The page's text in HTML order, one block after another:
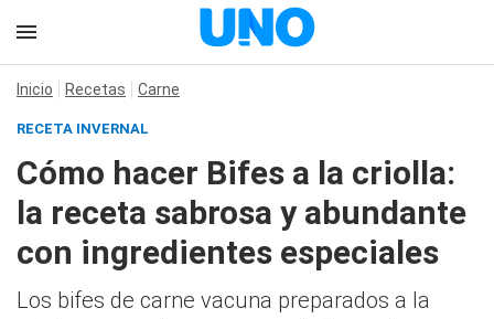
Inicio Recetas Carne
RECETA INVERNAL
Cómo hacer Bifes a la criolla:
la receta sabrosa y abundante
con ingredientes especiales
Los bifes de carne vacuna preparados a la